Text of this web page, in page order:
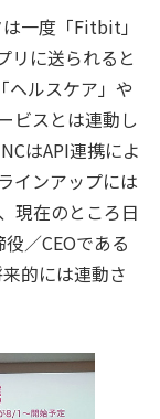
一度「Fitbit」
リに送られると
ルスケア」や
ビスとは連動し
はAPI連携によ
インアップには
現在のところ日
／CEOである
的には連動さ